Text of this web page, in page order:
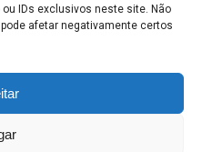
IDs exclusivos neste site. Não
afetar negativamente certos
de divulgação, e não devem ser
de investimento.Leia mais
Valores